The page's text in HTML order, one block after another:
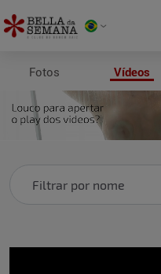
Fotos Vídeos
Videos
Filtrar por nome